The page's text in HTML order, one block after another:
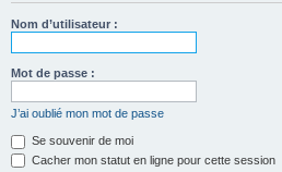
Nom d’utilisateur :
Mot de passe :
J’ai oublié mon mot de passe
Se souvenir de moi
Cacher mon statut en ligne pour cette session